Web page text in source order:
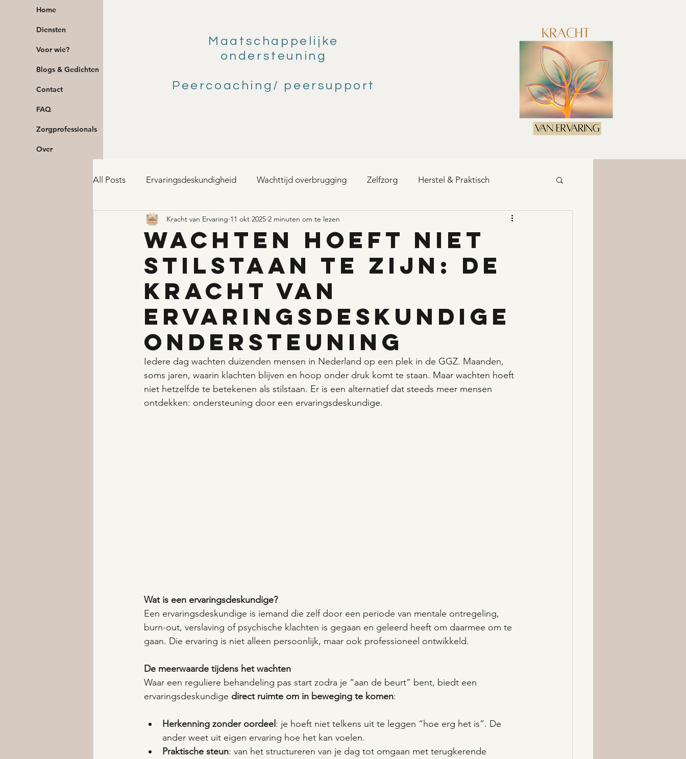
Home
Diensten
Voor wie?
Blogs & Gedichten
Contact
FAQ
Zorgprofessionals
Over
Maatschappelijke
ondersteuning
Peercoaching/ peersupport
All Posts Ervaringsdeskundigheid Wachttijd overbrugging Zelfzorg Herstel & Praktisch
Herstel en Lichaam
Wachten hoeft niet
stilstaan te zijn: de
kracht van
ervaringsdeskundige
ondersteuning
Kracht van Ervaring 11 okt 2025 2 minuten om te lezen
Iedere dag wachten duizenden mensen in Nederland op een plek in de GGZ. Maanden,
soms jaren, waarin klachten blijven en hoop onder druk komt te staan. Maar wachten hoeft
niet hetzelfde te betekenen als stilstaan. Er is een alternatief dat steeds meer mensen
ontdekken: ondersteuning door een ervaringsdeskundige.
Wat is een ervaringsdeskundige?
Een ervaringsdeskundige is iemand die zelf door een periode van mentale ontregeling,
burn-out, verslaving of psychische klachten is gegaan en geleerd heeft om daarmee om te
gaan. Die ervaring is niet alleen persoonlijk, maar ook professioneel ontwikkeld.
De meerwaarde tijdens het wachten
Waar een reguliere behandeling pas start zodra je “aan de beurt” bent, biedt een
ervaringsdeskundige direct ruimte om in beweging te komen:
Herkenning zonder oordeel : je hoeft niet telkens uit te leggen “hoe erg het is”. De
ander weet uit eigen ervaring hoe het kan voelen.
Praktische steun: van het structureren van je dag tot omgaan met terugkerende